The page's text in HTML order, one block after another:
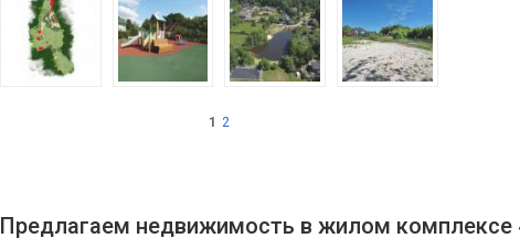
1 2
Предлагаем недвижимость в жилом комплексе